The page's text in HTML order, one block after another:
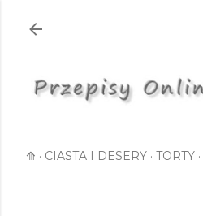
⟰ CIASTA I DESERY TORTY